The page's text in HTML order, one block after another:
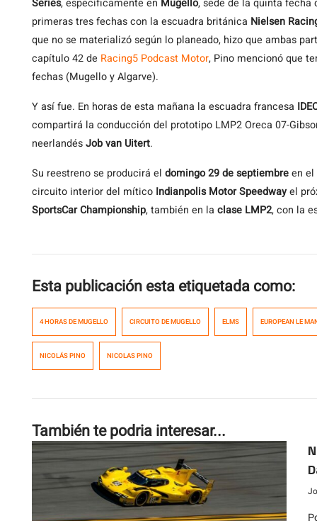
Series, específicamente en Mugello, sede de la quinta fecha
primeras tres fechas con la escuadra británica Nielsen
que no se materializó según lo planeado, hizo que ambas
capítulo 42 de Racing5 Podcast Motor, Pino mencionó que
fechas (Mugello y Algarve).
Y así fue. En horas de esta mañana la escuadra francesa
compartirá la conducción del prototipo LMP2 Oreca 07-
neerlandésJob van Uitert.
Su reestreno se producirá el domingo 29 de septiembreen
circuito interior del mítico Indianpolis Motor Speedwayel
SportsCar Championship, también en la clase LMP2, con la
Esta publicación esta etiquetada como:
4 HORAS DE MUGELLO CIRCUITO DE MUGELLO ELMS EUROPEAN LE
NICOLÁS PINO NICOLAS PINO
También te podria interesar...